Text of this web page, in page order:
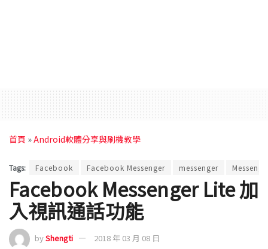
首頁 »Android軟體分享與刷機教學
Tags: Facebook Facebook Messenger messenger
Facebook Messenger Lite 加
入視訊通話功能
byShengti 2018 年 03 月 08 日